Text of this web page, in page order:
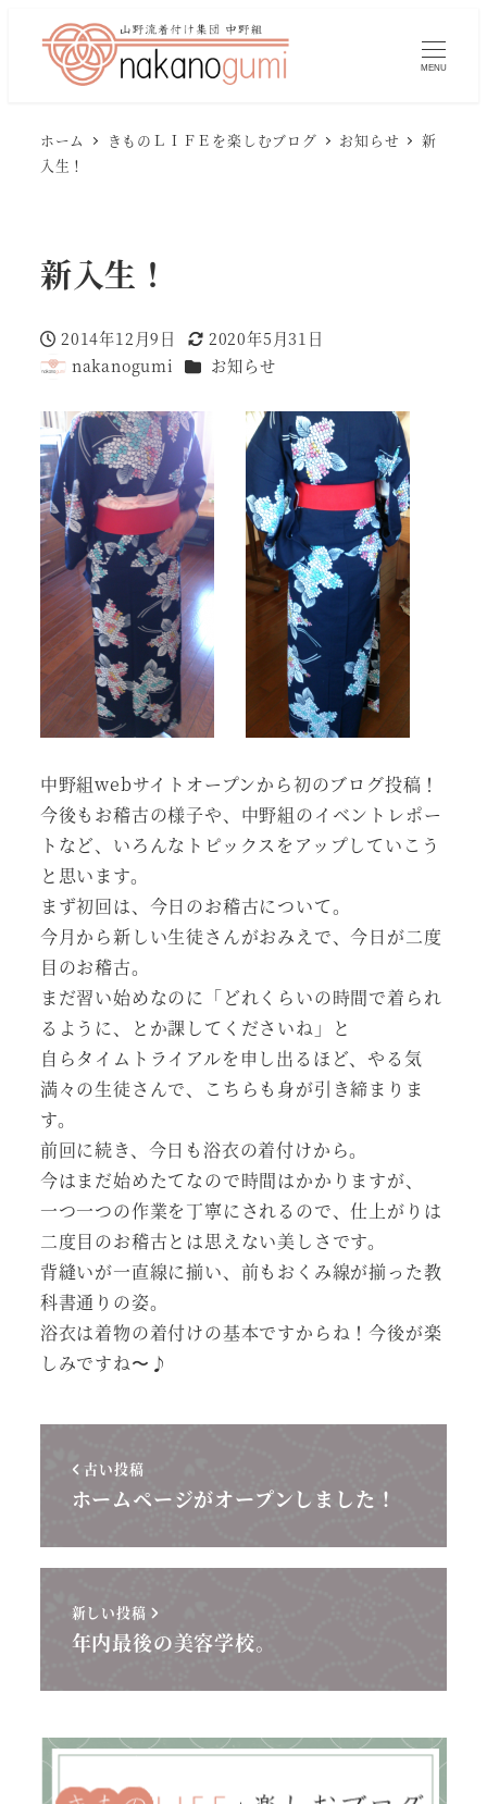
MENU
ホーム きものＬＩＦＥを楽しむブログ お知らせ
新
入生！
新入生！
投稿日
2014年12月9日
更新日
2020年5月31日
著
nakanogumi カテゴリー
お知らせ
中野組webサイトオープンから初のブログ投稿！
今後もお稽古の様子や、中野組のイベントレポー
トなど、いろんなトピックスをアップしていこう
と思います。
まず初回は、今日のお稽古について。
今月から新しい生徒さんがおみえで、今日が二度
目のお稽古。
まだ習い始めなのに「どれくらいの時間で着られ
るように、とか課してくださいね」と
自らタイムトライアルを申し出るほど、やる気
満々の生徒さんで、こちらも身が引き締まりま
す。
前回に続き、今日も浴衣の着付けから。
今はまだ始めたてなので時間はかかりますが、
一つ一つの作業を丁寧にされるので、仕上がりは
二度目のお稽古とは思えない美しさです。
背縫いが一直線に揃い、前もおくみ線が揃った教
科書通りの姿。
浴衣は着物の着付けの基本ですからね！今後が楽
しみですね〜♪
古い投稿
ホームページがオープンしました！
新しい投稿
年内最後の美容学校。